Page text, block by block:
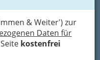
& Weiter') zur
Daten für
kostenfrei